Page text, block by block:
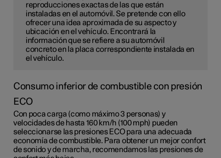
reproducciones exactas de las que están
instaladas en el automóvil. Se pretende con ello
ofrecer una idea aproximada de su aspecto y
ubicación en el vehículo. Encontrará la
información que se refiere a su automóvil
concreto en la placa correspondiente instalada en
el vehículo.
Consumo inferior de combustible con presión
ECO
Con poca carga (como máximo 3 personas) y
velocidades de hasta 160 km/h (100 mph) pueden
seleccionarse las presiones ECO para una adecuada
economía de combustible. Para obtener un mejor confort
de sonido y de marcha, recomendamos las presiones de